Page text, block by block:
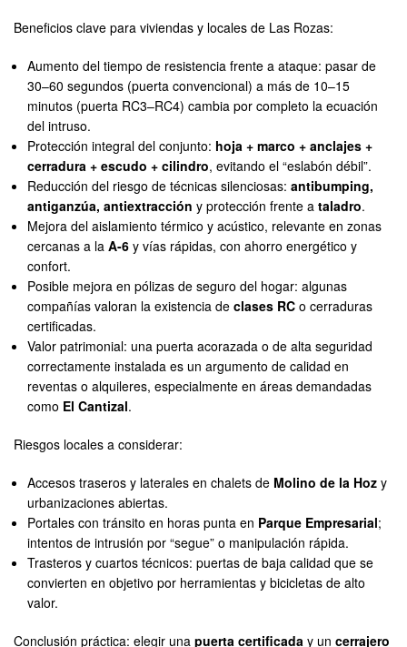
Beneficios clave para viviendas y locales de Las Rozas:
Aumento del tiempo de resistencia frente a ataque: pasar de
30–60 segundos (puerta convencional) a más de 10–15
minutos (puerta RC3–RC4) cambia por completo la ecuación
del intruso.
Protección integral del conjunto: hoja + marco + anclajes +
cerradura + escudo + cilindro, evitando el “eslabón débil”.
Reducción del riesgo de técnicas silenciosas:antibumping,
antiganzúa, antiextracción y protección frente ataladro.
Mejora del aislamiento térmico y acústico, relevante en zonas
cercanas a laA-6 y vías rápidas, con ahorro energético y
confort.
Posible mejora en pólizas de seguro del hogar: algunas
compañías valoran la existencia declases RC o cerraduras
certificadas.
Valor patrimonial: una puerta acorazada o de alta seguridad
correctamente instalada es un argumento de calidad en
reventas o alquileres, especialmente en áreas demandadas
como El Cantizal.
Riesgos locales a considerar:
Accesos traseros y laterales en chalets de Molino de la Hoz y
urbanizaciones abiertas.
Portales con tránsito en horas punta en Parque Empresarial;
intentos de intrusión por “segue” o manipulación rápida.
Trasteros y cuartos técnicos: puertas de baja calidad que se
convierten en objetivo por herramientas y bicicletas de alto
valor.
Conclusión práctica: elegir una puerta certificada y un cerrajero